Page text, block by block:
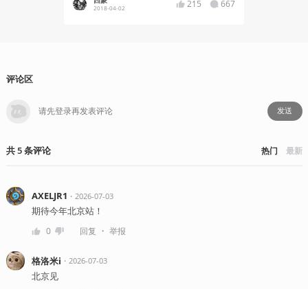
2018-04-02 215 667
评论区
发送
共5条评论 热门 最新
AXELJR1 ・ 2026-07-03
期待今年北京站！
0 回复 ・ 举报
格洛米i ・ 2026-07-03
北京见